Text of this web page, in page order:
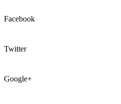
Facebook
Twitter
Google+